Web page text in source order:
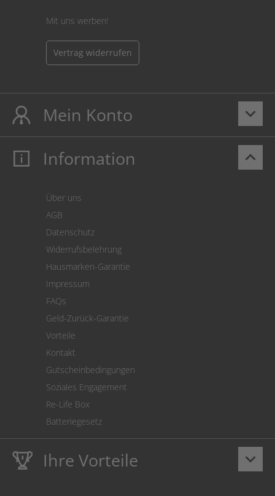
Mit uns werben!
Vertrag widerrufen
keyboard_arrow_down
Mein Konto
Mein Konto
Cookie Einstellungen
keyboard_arrow_up
Information
Über uns
AGB
Datenschutz
Widerrufsbelehrung
Hausmarken-Garantie
Impressum
FAQs
Geld-Zurück-Garantie
Vorteile
Kontakt
Gutscheinbedingungen
Soziales Engagement
Re-Life Box
Batteriegesetz
keyboard_arrow_down
Ihre Vorteile